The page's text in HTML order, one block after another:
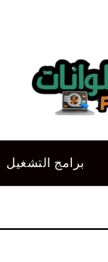
برامج التشغيل